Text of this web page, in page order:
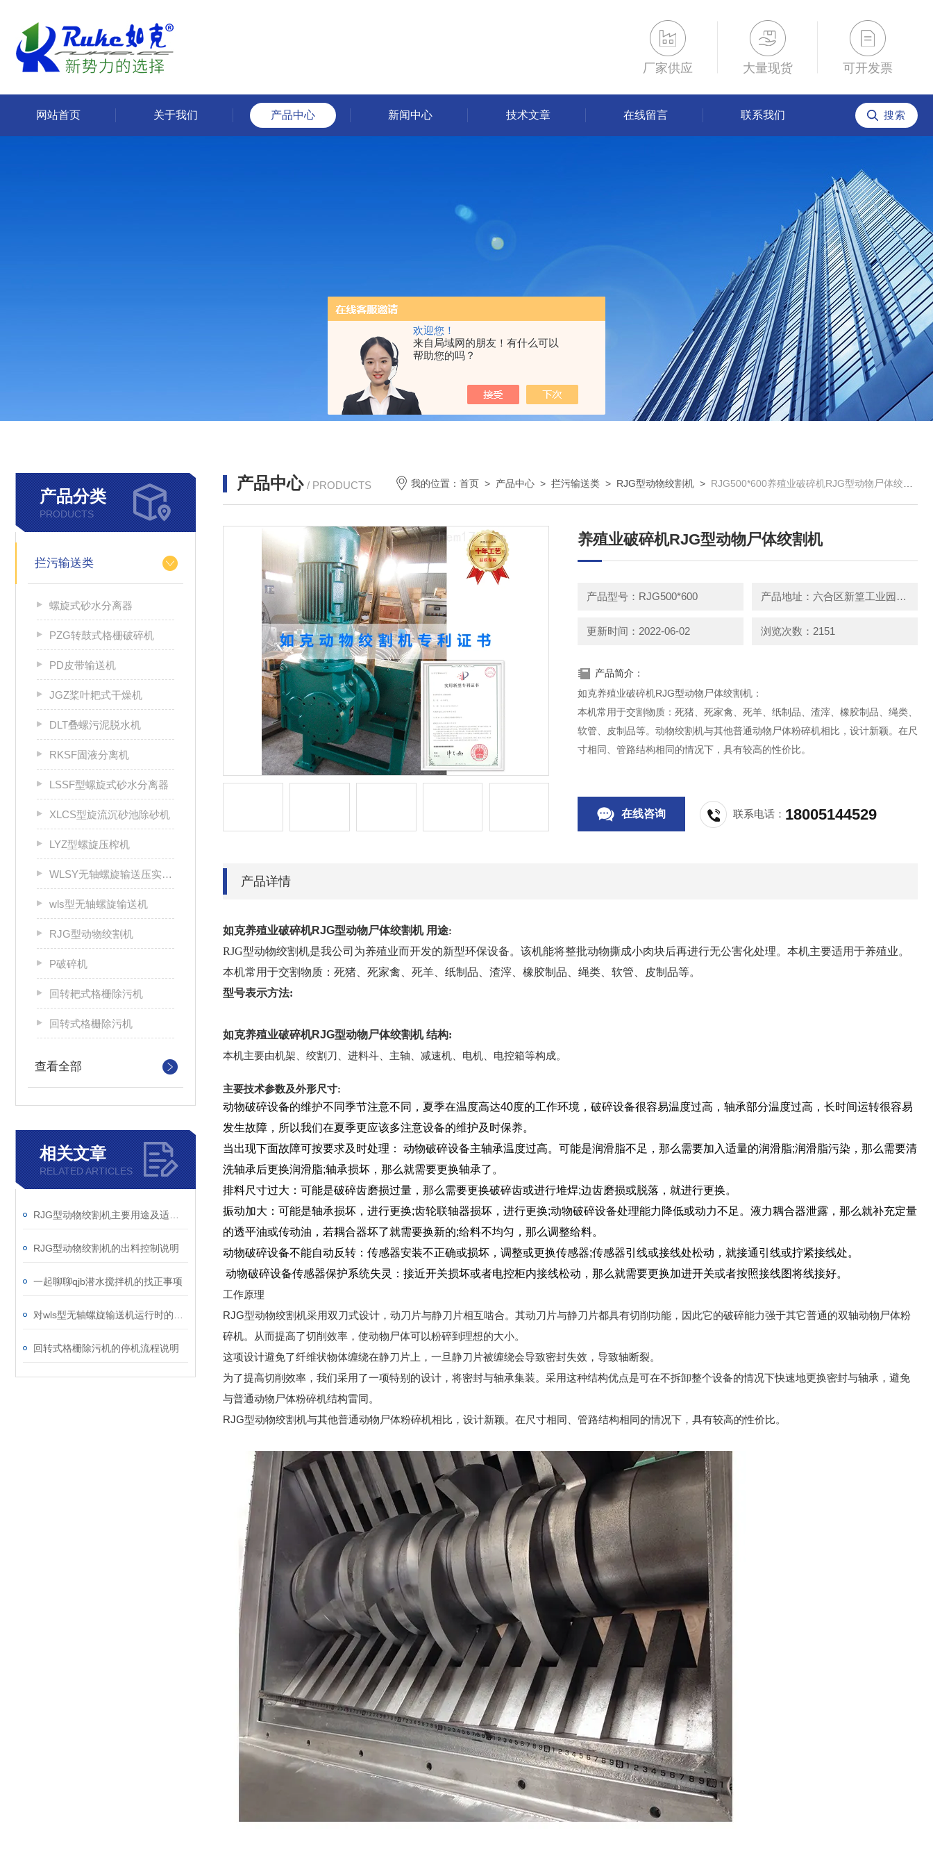
欢迎您！
来自局域网的朋友！有什么可以
帮助您的吗？
厂家供应 大量现货 可开发票
网站首页 关于我们 产品中心 新闻中心 技术文章 在线留言 联系我们
产品分类
PRODUCTS
拦污输送类
螺旋式砂水分离器
PZG转鼓式格栅破碎机
PD皮带输送机
JGZ桨叶耙式干燥机
DLT叠螺污泥脱水机
RKSF固液分离机
LSSF型螺旋式砂水分离器
XLCS型旋流沉砂池除砂机
LYZ型螺旋压榨机
WLSY无轴螺旋输送压实一体机
wls型无轴螺旋输送机
RJG型动物绞割机
P破碎机
回转耙式格栅除污机
回转式格栅除污机
查看全部
相关文章
RELATED ARTICLES
RJG型动物绞割机的出料控制说明
一起聊聊qjb潜水搅拌机的找正事项
回转式格栅除污机的停机流程说明
产品中心 / PRODUCTS 我的位置：首页 > 产品中心 >拦污输送类 > RJG型动物绞割机 > RJG500*600养殖业破碎机RJG型动物尸体绞割机
养殖业破碎机RJG型动物尸体绞割机
产品型号：RJG500*600 产品地址：六合区新篁工业园园区中路3号
更新时间：2022-06-02 浏览次数：2151
产品简介：
如克养殖业破碎机RJG型动物尸体绞割机：
本机常用于交割物质：死猪、死家禽、死羊、纸制品、渣滓、橡胶制品、绳类、
软管、皮制品等。动物绞割机与其他普通动物尸体粉碎机相比，设计新颖。在尺
寸相同、管路结构相同的情况下，具有较高的性价比。
在线咨询 联系电话： 18005144529
产品详情
如克养殖业破碎机RJG型动物尸体绞割机 用途:
RJG型动物绞割机是我公司为养殖业而开发的新型环保设备。该机能将整批动物撕成小肉块后再进行无公害化处理。本机主要适用于养殖业。
本机常用于交割物质：死猪、死家禽、死羊、纸制品、渣滓、橡胶制品、绳类、软管、皮制品等。
型号表示方法:
如克养殖业破碎机RJG型动物尸体绞割机 结构:
本机主要由机架、绞割刀、进料斗、主轴、减速机、电机、电控箱等构成。
主要技术参数及外形尺寸:
动物破碎设备的维护不同季节注意不同，夏季在温度高达40度的工作环境，破碎设备很容易温度过高，轴承部分温度过高，长时间运转很容易
发生故障，所以我们在夏季更应该多注意设备的维护及时保养。
当出现下面故障可按要求及时处理： 动物破碎设备主轴承温度过高。可能是润滑脂不足，那么需要加入适量的润滑脂;润滑脂污染，那么需要清
洗轴承后更换润滑脂;轴承损坏，那么就需要更换轴承了。
排料尺寸过大：可能是破碎齿磨损过量，那么需要更换破碎齿或进行堆焊;边齿磨损或脱落，就进行更换。
振动加大：可能是轴承损坏，进行更换;齿轮联轴器损坏，进行更换;动物破碎设备处理能力降低或动力不足。液力耦合器泄露，那么就补充定量
的透平油或传动油，若耦合器坏了就需要换新的;给料不均匀，那么调整给料。
动物破碎设备不能自动反转：传感器安装不正确或损坏，调整或更换传感器;传感器引线或接线处松动，就接通引线或拧紧接线处。
动物破碎设备传感器保护系统失灵：接近开关损坏或者电控柜内接线松动，那么就需要更换加进开关或者按照接线图将线接好。
工作原理
RJG型动物绞割机采用双刀式设计，动刀片与静刀片相互啮合。其动刀片与静刀片都具有切削功能，因此它的破碎能力强于其它普通的双轴动物尸体粉
碎机。从而提高了切削效率，使动物尸体可以粉碎到理想的大小。
这项设计避免了纤维状物体缠绕在静刀片上，一旦静刀片被缠绕会导致密封失效，导致轴断裂。
为了提高切削效率，我们采用了一项特别的设计，将密封与轴承集装。采用这种结构优点是可在不拆卸整个设备的情况下快速地更换密封与轴承，避免
与普通动物尸体粉碎机结构雷同。
RJG型动物绞割机与其他普通动物尸体粉碎机相比，设计新颖。在尺寸相同、管路结构相同的情况下，具有较高的性价比。